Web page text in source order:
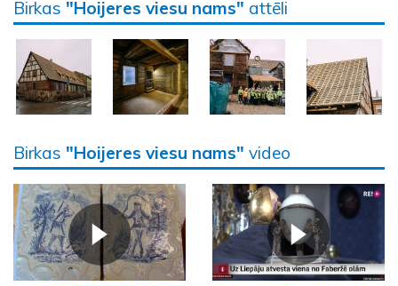
Birkas "Hoijeres viesu nams" attēli
Birkas "Hoijeres viesu nams" video